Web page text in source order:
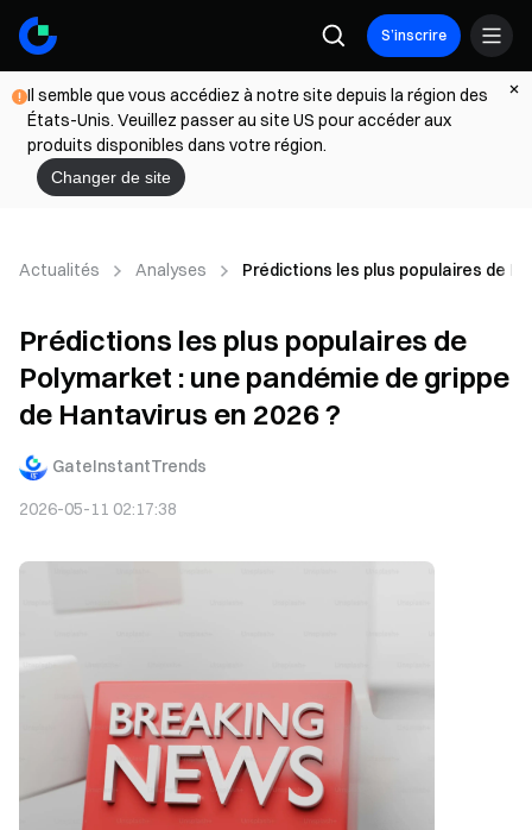
S’inscrire
Il semble que vous accédiez à notre site depuis la région des
États-Unis. Veuillez passer au site US pour accéder aux
produits disponibles dans votre région.
Changer de site
Actualités Analyses Prédictions les plus populaires de
Prédictions les plus populaires de
Polymarket : une pandémie de grippe
de Hantavirus en 2026 ?
GateInstantTrends
2026-05-11 02:17:38